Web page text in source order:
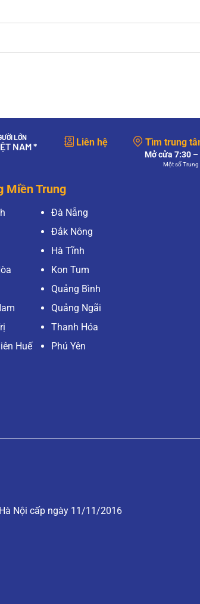
LỚN
NAM * Liên hệ Tìm trung
Mở cửa 7:30
Một số Trung
Miền Trung
Đà Nẵng
Đắk Nông
Hà Tĩnh
Kon Tum
Quảng Bình
Quảng Ngãi
Thanh Hóa
Huế
Phú Yên
Nội cấp ngày 11/11/2016